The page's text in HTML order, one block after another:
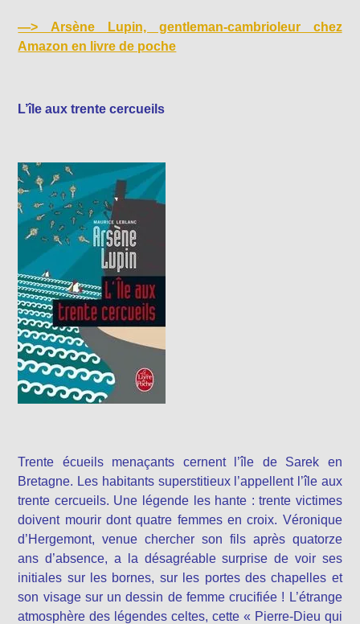
—> Arsène Lupin, gentleman-cambrioleur chez
Amazon en livre de poche
L’île aux trente cercueils
Trente écueils menaçants cernent l’île de Sarek en
Bretagne. Les habitants superstitieux l’appellent l’île aux
trente cercueils. Une légende les hante : trente victimes
doivent mourir dont quatre femmes en croix. Véronique
d’Hergemont, venue chercher son fils après quatorze
ans d’absence, a la désagréable surprise de voir ses
initiales sur les bornes, sur les portes des chapelles et
son visage sur un dessin de femme crucifiée ! L’étrange
atmosphère des légendes celtes, cette « Pierre-Dieu qui